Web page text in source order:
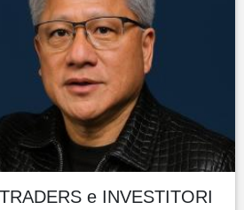
e INVESTITORI